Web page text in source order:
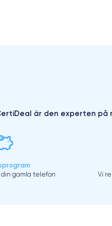
är den experten på
din gamla telefon Vi